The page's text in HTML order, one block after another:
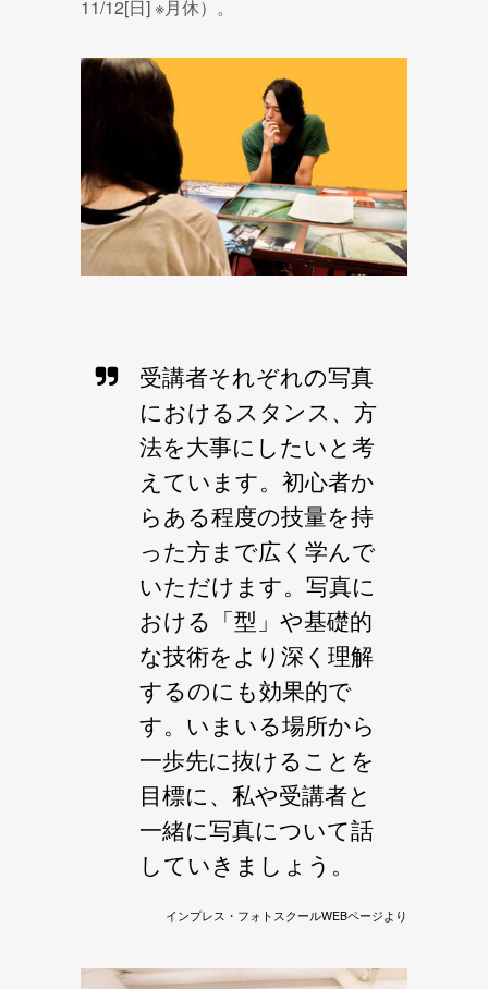
11/12[日] ※月休）。
受講者それぞれの写真
におけるスタンス、方
法を大事にしたいと考
えています。初心者か
らある程度の技量を持
った方まで広く学んで
いただけます。写真に
おける「型」や基礎的
な技術をより深く理解
するのにも効果的で
す。いまいる場所から
一歩先に抜けることを
目標に、私や受講者と
一緒に写真について話
していきましょう。
インプレス・フォトスクールWEBページより